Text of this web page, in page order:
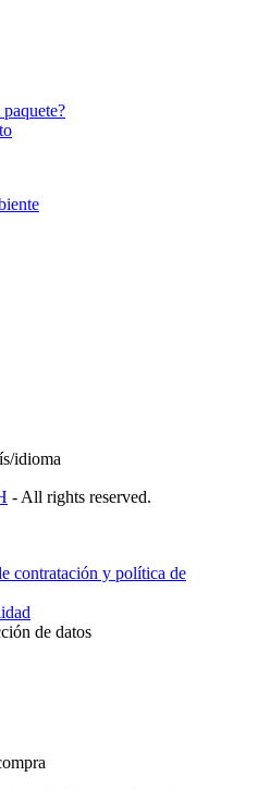
idioma
- All rights reserved.
contratación y política de
de datos